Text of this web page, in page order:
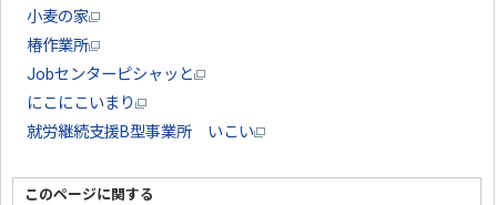
小麦の家
椿作業所
Jobセンターピシャッと
にこにこいまり
就労継続支援B型事業所 いこい
このページに関する